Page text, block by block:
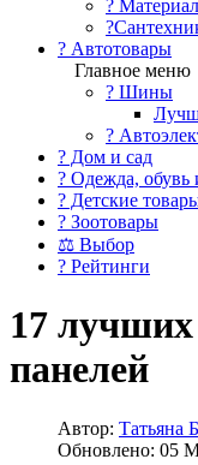
?
? Автотовары
Главное меню
? Шины
?
? Дом и сад
? Одежда, обувь
? Детские
? Зоотовары
⚖ Выбор
? Рейтинги
17
панелей
Автор: Татьяна
Обновлено: 05